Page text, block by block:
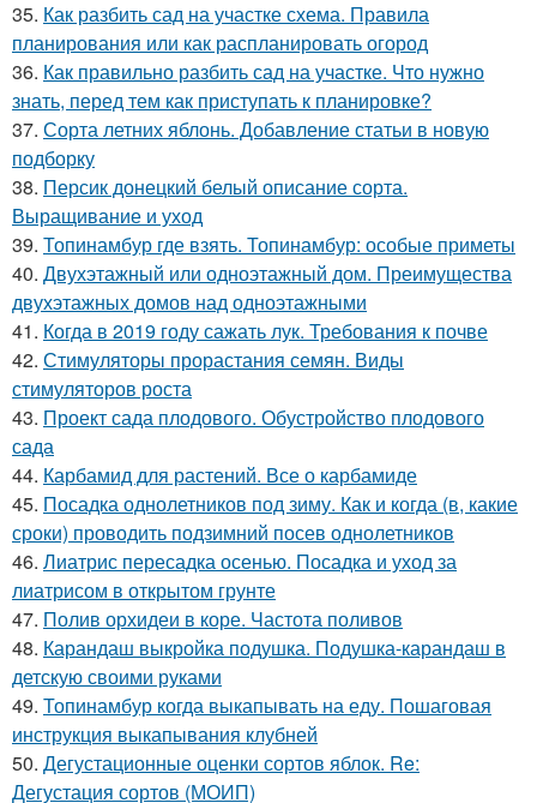
35. Как разбить сад на участке схема. Правила
планирования или как распланировать огород
36. Как правильно разбить сад на участке. Что нужно
знать, перед тем как приступать к планировке?
37. Сорта летних яблонь. Добавление статьи в новую
подборку
38. Персик донецкий белый описание сорта.
Выращивание и уход
39. Топинамбур где взять. Топинамбур: особые приметы
40. Двухэтажный или одноэтажный дом. Преимущества
двухэтажных домов над одноэтажными
41. Когда в 2019 году сажать лук. Требования к почве
42. Стимуляторы прорастания семян. Виды
стимуляторов роста
43. Проект сада плодового. Обустройство плодового
сада
44. Карбамид для растений. Все о карбамиде
45. Посадка однолетников под зиму. Как и когда (в, какие
сроки) проводить подзимний посев однолетников
46. Лиатрис пересадка осенью. Посадка и уход за
лиатрисом в открытом грунте
47. Полив орхидеи в коре. Частота поливов
48. Карандаш выкройка подушка. Подушка-карандаш в
детскую своими руками
49. Топинамбур когда выкапывать на еду. Пошаговая
инструкция выкапывания клубней
50. Дегустационные оценки сортов яблок. Re:
Дегустация сортов (МОИП)